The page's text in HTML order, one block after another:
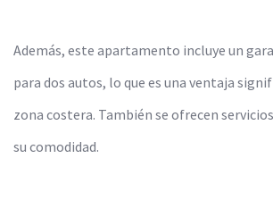
Además, este apartamento incluye un
para dos autos, lo que es una ventaja
zona costera. También se ofrecen
su comodidad.